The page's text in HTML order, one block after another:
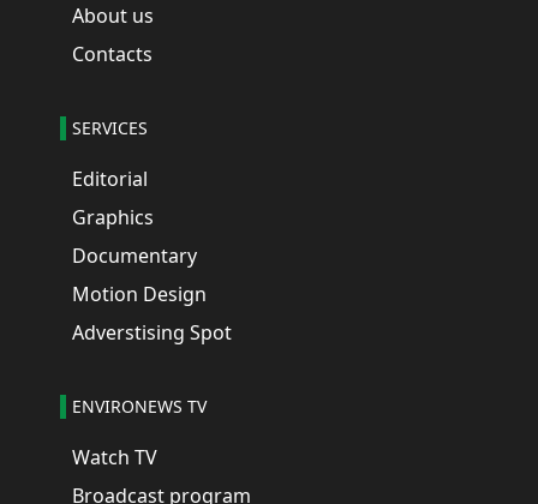
About us
Contacts
SERVICES
Editorial
Graphics
Documentary
Motion Design
Adverstising Spot
ENVIRONEWS TV
Watch TV
Broadcast program